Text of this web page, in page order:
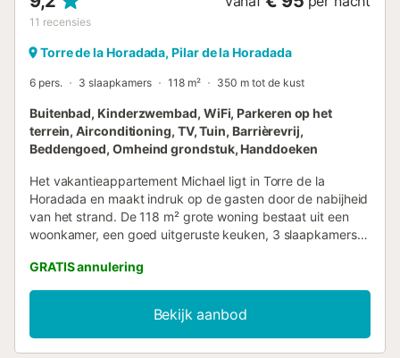
11 recensies
Torre de la Horadada, Pilar de la Horadada
6 pers. 3 slaapkamers 118 m² 350 m tot de kust
Buitenbad, Kinderzwembad, WiFi, Parkeren op het
terrein, Airconditioning, TV, Tuin, Barrièrevrij,
Beddengoed, Omheind grondstuk, Handdoeken
Het vakantieappartement Michael ligt in Torre de la
Horadada en maakt indruk op de gasten door de nabijheid
van het strand. De 118 m² grote woning bestaat uit een
woonkamer, een goed uitgeruste keuken, 3 slaapkamers
geschikt voor 6 personen. Extra voorzieningen zijn high-
speed Wi-Fi (geschikt voor videogesprekken), een smart
TV met streamingdiensten en internationale zenders,
airconditioning en een wasmachine. Geniet van de
gedeelde buitenruimte met een omheind zwembad,
GRATIS annulering
Bekijk aanbod